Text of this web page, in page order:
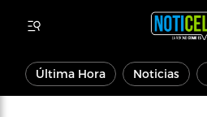
Última Hora Noticias